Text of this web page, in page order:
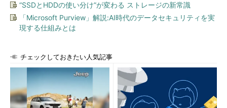
“SSDとHDDの使い分け”が変わる ストレージの新常識
「Microsoft Purview」解説:AI時代のデータセキュリティを実
現する仕組みとは
チェックしておきたい人気記事